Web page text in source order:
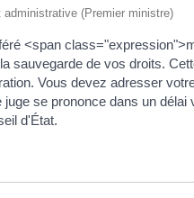
(Premier ministre)
<span
sauvegarde de vos droits.
Vous devez adresser
se prononce dans un
d'État.